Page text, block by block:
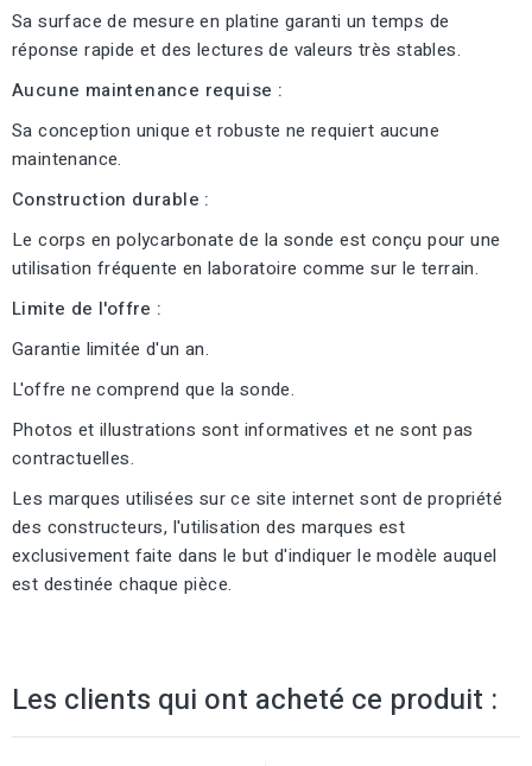
Sa surface de mesure en platine garanti un temps de
réponse rapide et des lectures de valeurs très stables.
Aucune maintenance requise :
Sa conception unique et robuste ne requiert aucune
maintenance.
Construction durable :
Le corps en polycarbonate de la sonde est conçu pour une
utilisation fréquente en laboratoire comme sur le terrain.
Limite de l'offre :
Garantie limitée d'un an.
L'offre ne comprend que la sonde.
Photos et illustrations sont informatives et ne sont pas
contractuelles.
Les marques utilisées sur ce site internet sont de propriété
des constructeurs, l'utilisation des marques est
exclusivement faite dans le but d'indiquer le modèle auquel
est destinée chaque pièce.
Les clients qui ont acheté ce produit :